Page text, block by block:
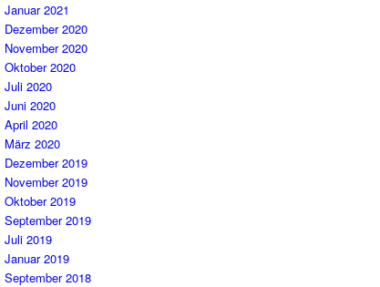
Januar 2021
Dezember 2020
November 2020
Oktober 2020
Juli 2020
Juni 2020
April 2020
März 2020
Dezember 2019
November 2019
Oktober 2019
September 2019
Juli 2019
Januar 2019
September 2018